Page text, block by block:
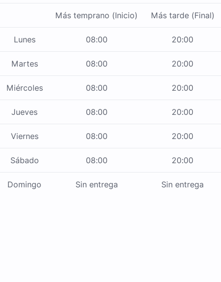
Más temprano (Inicio) Más tarde (Final)
Lunes 08:00 20:00
Martes 08:00 20:00
Miércoles 08:00 20:00
Jueves 08:00 20:00
Viernes 08:00 20:00
Sábado 08:00 20:00
Domingo Sin entrega Sin entrega